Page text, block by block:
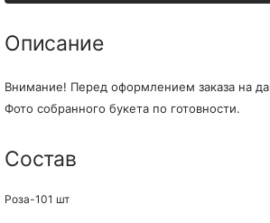
Описание
Внимание! Перед оформлением заказа на
Фото собранного букета по готовности.
Состав
Роза-101 шт